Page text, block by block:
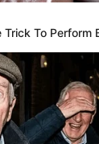
Trick To Perform